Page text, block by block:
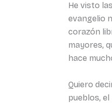
He visto
evangelio
corazón
mayores,
hace
Quiero
pueblos,